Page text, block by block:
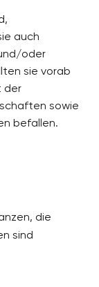
auch
oder
sie vorab
der
sowie
befallen.
die
sind